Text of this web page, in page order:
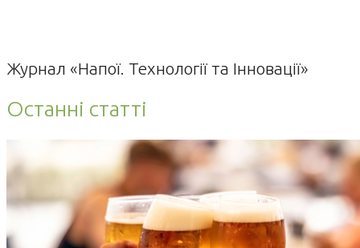
Журнал «Напої. Технології та Інновації»
Останні статті